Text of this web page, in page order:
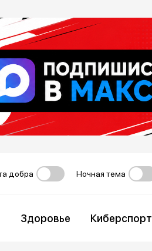
добра Ночная тема
Здоровье Киберспорт